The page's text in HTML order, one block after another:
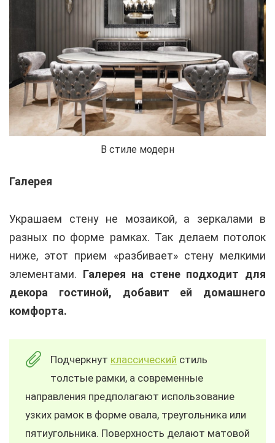
В стиле модерн
Галерея
Украшаем стену не мозаикой, а зеркалами в
разных по форме рамках. Так делаем потолок
ниже, этот прием «разбивает» стену мелкими
элементами. Галерея на стене подходит для
декора гостиной, добавит ей домашнего
комфорта.
Подчеркнут классический стиль
толстые рамки, а современные
направления предполагают использование
узких рамок в форме овала, треугольника или
пятиугольника. Поверхность делают матовой